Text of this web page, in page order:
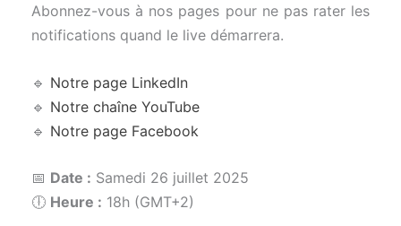
Abonnez-vous à nos pages pour ne pas rater les
notifications quand le live démarrera.
🔹 Notre page LinkedIn
🔹 Notre chaîne YouTube
🔹 Notre page Facebook
📅 Date : Samedi 26 juillet 2025
🕕 Heure : 18h (GMT+2)